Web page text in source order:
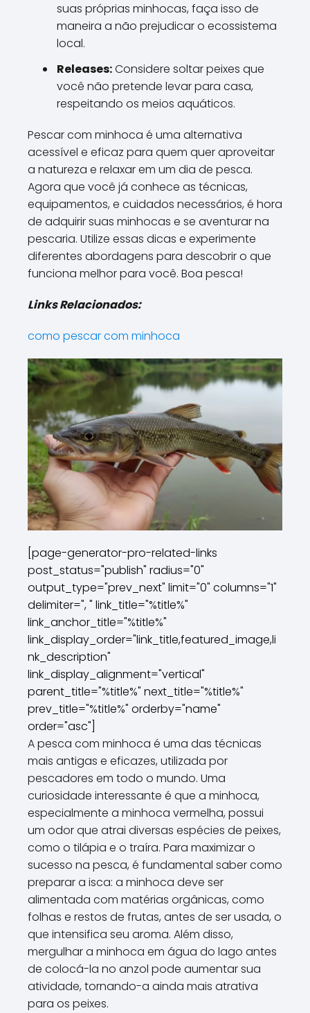
suas próprias minhocas, faça isso de
maneira a não prejudicar o ecossistema
local.
Releases:Considere soltar peixes que
você não pretende levar para casa,
respeitando os meios aquáticos.
Pescar com minhoca é uma alternativa
acessível e eficaz para quem quer aproveitar
a natureza e relaxar em um dia de pesca.
Agora que você já conhece as técnicas,
equipamentos, e cuidados necessários, é hora
de adquirir suas minhocas e se aventurar na
pescaria. Utilize essas dicas e experimente
diferentes abordagens para descobrir o que
funciona melhor para você. Boa pesca!
Links Relacionados:
como pescar com minhoca
[page-generator-pro-related-links
post_status="publish" radius="0"
output_type="prev_next" limit="0" columns="1"
delimiter=", " link_title="%title%"
link_anchor_title="%title%"
link_display_order="link_title,featured_image,li
nk_description"
link_display_alignment="vertical"
parent_title="%title%" next_title="%title%"
prev_title="%title%" orderby="name"
order="asc"]
A pesca com minhoca é uma das técnicas
mais antigas e eficazes, utilizada por
pescadores em todo o mundo. Uma
curiosidade interessante é que a minhoca,
especialmente a minhoca vermelha, possui
um odor que atrai diversas espécies de peixes,
como o tilápia e o traíra. Para maximizar o
sucesso na pesca, é fundamental saber como
preparar a isca: a minhoca deve ser
alimentada com matérias orgânicas, como
folhas e restos de frutas, antes de ser usada, o
que intensifica seu aroma. Além disso,
mergulhar a minhoca em água do lago antes
de colocá-la no anzol pode aumentar sua
atividade, tornando-a ainda mais atrativa
para os peixes.